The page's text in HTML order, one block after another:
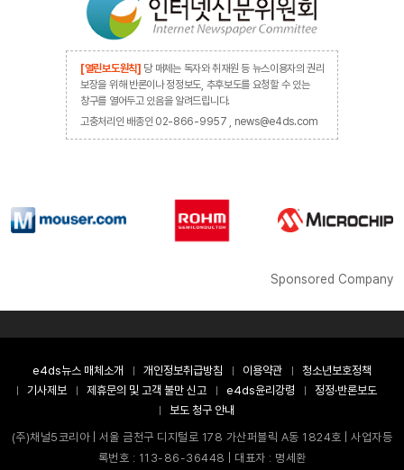
[열린보도원칙] 당 매체는 독자와 취재원 등 뉴스이용자의 권리
보장을 위해 반론이나 정정보도, 추후보도를 요청할 수 있는
창구를 열어두고 있음을 알려드립니다.
고충처리인 배종인 02-866-9957 , news@e4ds.com
Sponsored Company
e4ds뉴스 매체소개 개인정보취급방침 이용약관
청소년보호정책
기사제보
제휴문의 및 고객 불만 신고 e4ds윤리강령
정정·반론보도
보도 청구 안내
(주)채널5코리아 | 서울 금천구 디지털로 178 가산퍼블릭 A동 1824호 | 사업자등
록번호 : 113-86-36448 | 대표자 : 명세환